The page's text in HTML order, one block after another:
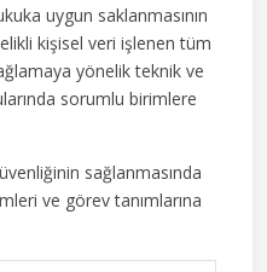
uygun saklanmasının
kişisel veri işlenen tüm
yönelik teknik ve
sorumlu birimlere
sağlanmasında
ve görev tanımlarına